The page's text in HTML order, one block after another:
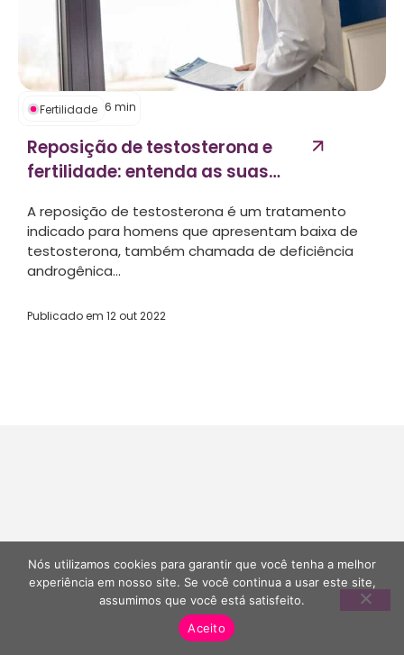
Fertilidade 6 min
Reposição de testosterona e
fertilidade: entenda as suas
A reposição de testosterona é um tratamento
indicado para homens que apresentam baixa de
testosterona, também chamada de deficiência
androgênica...
Publicado em 12 out 2022
Nós utilizamos cookies para garantir que você tenha a melhor
experiência em nosso site. Se você continua a usar este site,
assumimos que você está satisfeito.
Aceito